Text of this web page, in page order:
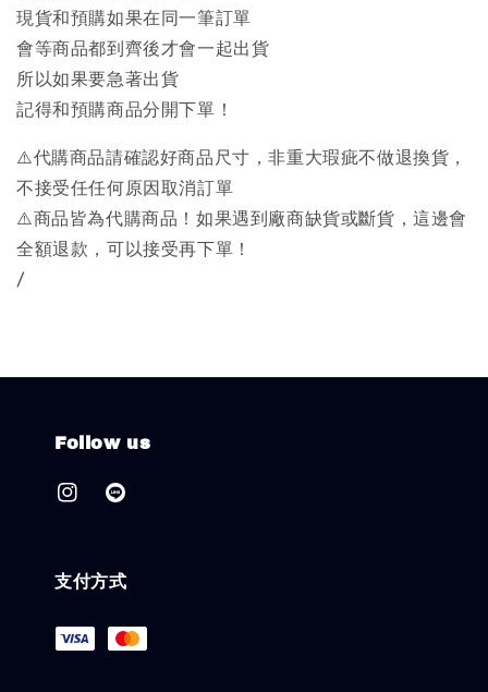
現貨和預購如果在同一筆訂單
會等商品都到齊後才會一起出貨
所以如果要急著出貨
記得和預購商品分開下單！
⚠️代購商品請確認好商品尺寸，非重大瑕疵不做退換貨，
不接受任任何原因取消訂單
⚠️商品皆為代購商品！如果遇到廠商缺貨或斷貨，這邊會
全額退款，可以接受再下單！
/
Follow us
支付方式